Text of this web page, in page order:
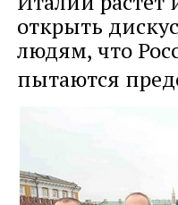
открыть
людям, что
пытаются